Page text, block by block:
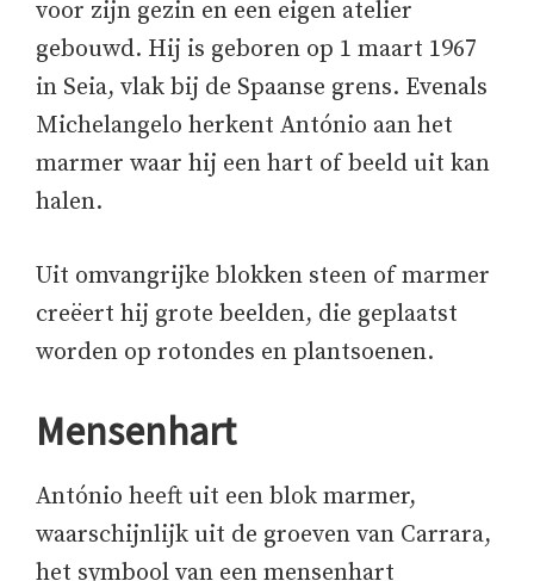
voor zijn gezin en een eigen atelier
gebouwd. Hij is geboren op 1 maart 1967
in Seia, vlak bij de Spaanse grens. Evenals
Michelangelo herkent António aan het
marmer waar hij een hart of beeld uit kan
halen.
Uit omvangrijke blokken steen of marmer
creëert hij grote beelden, die geplaatst
worden op rotondes en plantsoenen.
Mensenhart
António heeft uit een blok marmer,
waarschijnlijk uit de groeven van Carrara,
het symbool van een mensenhart